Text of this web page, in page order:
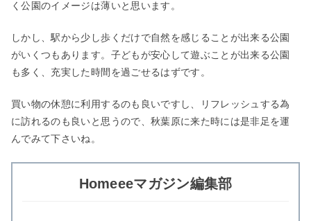
く公園のイメージは薄いと思います。
しかし、駅から少し歩くだけで自然を感じることが出来る公園
がいくつもあります。子どもが安心して遊ぶことが出来る公園
も多く、充実した時間を過ごせるはずです。
買い物の休憩に利用するのも良いですし、リフレッシュする為
に訪れるのも良いと思うので、秋葉原に来た時には是非足を運
んでみて下さいね。
Homeeeマガジン編集部